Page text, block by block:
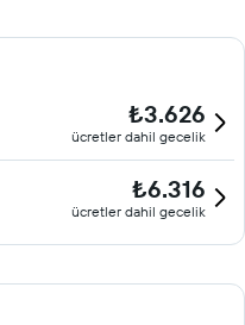
₺3.626
ücretler dahil gecelik
₺6.316
ücretler dahil gecelik